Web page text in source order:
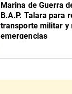
Marina de Guerra
B.A.P. Talara para
transporte militar y
emergencias